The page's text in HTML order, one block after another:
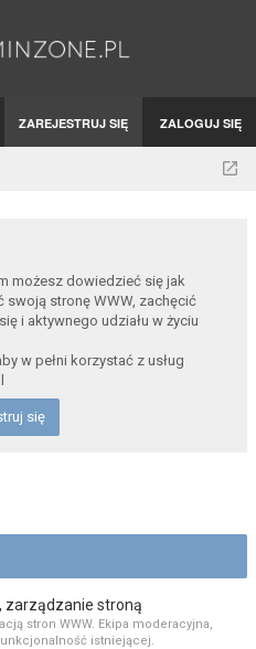
ZAREJESTRUJ SIĘ ZALOGUJ SIĘ
możesz dowiedzieć się jak
stronę WWW, zachęcić
i aktywnego udziału w życiu
w pełni korzystać z usług
się
zarządzanie stroną
stron WWW. Ekipa moderacyjna,
istniejącej.